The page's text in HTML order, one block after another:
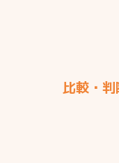
比較・